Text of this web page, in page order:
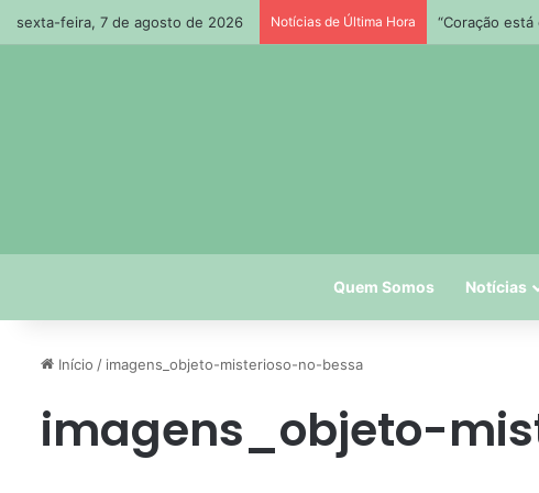
sexta-feira, 7 de agosto de 2026 Notícias de Última Hora “Coração
Quem Somos Notícias
Início / imagens_objeto-misterioso-no-bessa
imagens_objeto-